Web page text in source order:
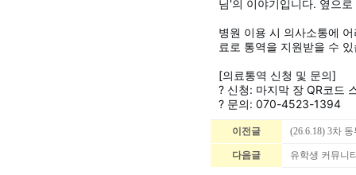
님'의 이야기입니다. 옆으
병원 이용 시 의사소통에
료로 통역을 지원받을 수
[의료통역 신청 및 문의]
? 신청: 마지막 장 QR코드
? 문의: 070-4523-1394
이전글 (26.6.18) 3차
다음글 유학생 커뮤니